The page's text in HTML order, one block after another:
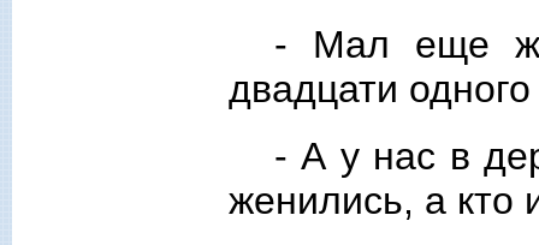
- Мал еще
двадцати
- А у нас в
женились, а